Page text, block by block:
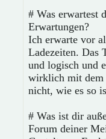
# Was erwartest
Erwartungen?
Ich erwarte vor
Ladezeiten. Das
und logisch und
wirklich mit dem
nicht, wie es so
# Was ist dir
Forum deiner